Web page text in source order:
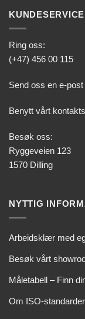
KUNDESERVICE
Ring oss:
(+47) 456 00 115
Send oss en e-post
Benytt vårt
Besøk oss:
Ryggeveien 123
1570 Dilling
NYTTIG
Arbeidsklær med
Besøk vårt
Måletabell – Finn
Om ISO-